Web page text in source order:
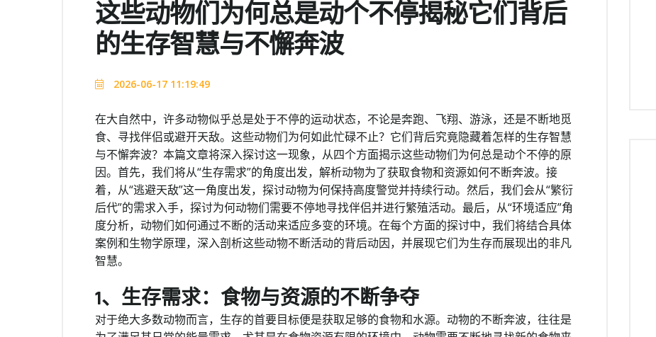
这些动物们为何总是动个不停揭秘它们背后
的生存智慧与不懈奔波
2026-06-17 11:19:49
在大自然中，许多动物似乎总是处于不停的运动状态，不论是奔跑、飞翔、游泳，还是不断地觅
食、寻找伴侣或避开天敌。这些动物们为何如此忙碌不止？它们背后究竟隐藏着怎样的生存智慧
与不懈奔波？本篇文章将深入探讨这一现象，从四个方面揭示这些动物们为何总是动个不停的原
因。首先，我们将从“生存需求”的角度出发，解析动物为了获取食物和资源如何不断奔波。接
着，从“逃避天敌”这一角度出发，探讨动物为何保持高度警觉并持续行动。然后，我们会从“繁衍
后代”的需求入手，探讨为何动物们需要不停地寻找伴侣并进行繁殖活动。最后，从“环境适应”角
度分析，动物们如何通过不断的活动来适应多变的环境。在每个方面的探讨中，我们将结合具体
案例和生物学原理，深入剖析这些动物不断活动的背后动因，并展现它们为生存而展现出的非凡
智慧。
1、生存需求：食物与资源的不断争夺
对于绝大多数动物而言，生存的首要目标便是获取足够的食物和水源。动物的不断奔波，往往是